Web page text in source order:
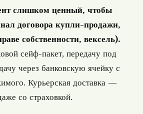
слишком ценный, чтобы
договора купли-продажи,
собственности, вексель).
сейф-пакет, передачу под
через банковскую ячейку с
Курьерская доставка —
со страховкой.